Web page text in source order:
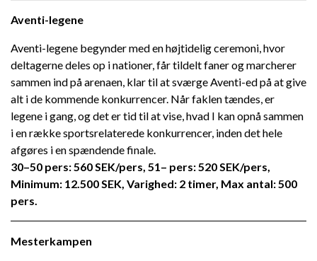
Aventi-legene
Aventi-legene begynder med en højtidelig ceremoni, hvor
deltagerne deles op i nationer, får tildelt faner og marcherer
sammen ind på arenaen, klar til at sværge Aventi-ed på at give
alt i de kommende konkurrencer. Når faklen tændes, er
legene i gang, og det er tid til at vise, hvad I kan opnå sammen
i en række sportsrelaterede konkurrencer, inden det hele
afgøres i en spændende finale.
30–50 pers: 560 SEK/pers, 51– pers: 520 SEK/pers,
Minimum: 12.500 SEK, Varighed: 2 timer, Max antal: 500
pers.
Mesterkampen